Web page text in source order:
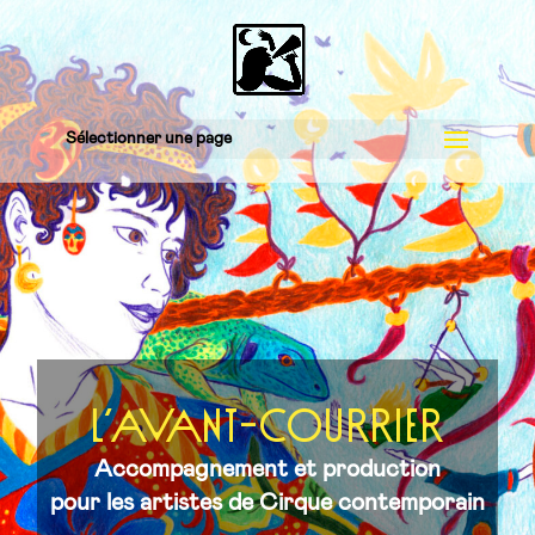
Sélectionner une page
L’AVANT-COURRIER
Accompagnement et production
pour les artistes de Cirque contemporain